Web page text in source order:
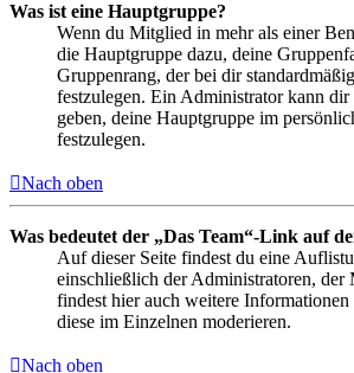
Was ist eine Hauptgruppe?
Wenn du Mitglied in mehr als einer
die Hauptgruppe dazu, deine
Gruppenrang, der bei dir
festzulegen. Ein Administrator kann
geben, deine Hauptgruppe im
festzulegen.
Nach oben
Was bedeutet der „Das Team“-Link auf
Auf dieser Seite findest du eine
einschließlich der Administratoren, der
findest hier auch weitere
diese im Einzelnen moderieren.
Nach oben